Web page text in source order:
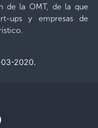
de la OMT, de la que
ups y empresas de
2020.